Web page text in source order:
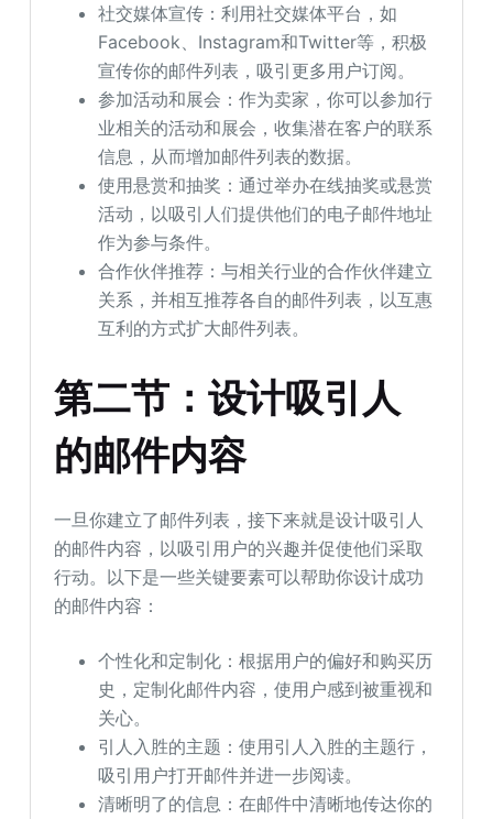
社交媒体宣传：利用社交媒体平台，如
Facebook、Instagram和Twitter等，积极
宣传你的邮件列表，吸引更多用户订阅。
参加活动和展会：作为卖家，你可以参加行
业相关的活动和展会，收集潜在客户的联系
信息，从而增加邮件列表的数据。
使用悬赏和抽奖：通过举办在线抽奖或悬赏
活动，以吸引人们提供他们的电子邮件地址
作为参与条件。
合作伙伴推荐：与相关行业的合作伙伴建立
关系，并相互推荐各自的邮件列表，以互惠
互利的方式扩大邮件列表。
第二节：设计吸引人
的邮件内容
一旦你建立了邮件列表，接下来就是设计吸引人
的邮件内容，以吸引用户的兴趣并促使他们采取
行动。以下是一些关键要素可以帮助你设计成功
的邮件内容：
个性化和定制化：根据用户的偏好和购买历
史，定制化邮件内容，使用户感到被重视和
关心。
引人入胜的主题：使用引人入胜的主题行，
吸引用户打开邮件并进一步阅读。
清晰明了的信息：在邮件中清晰地传达你的